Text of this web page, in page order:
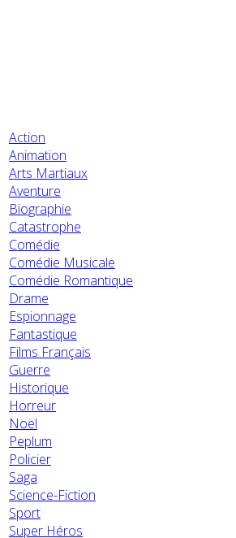
Action
Animation
Arts Martiaux
Aventure
Biographie
Catastrophe
Comédie
Comédie Musicale
Comédie Romantique
Drame
Espionnage
Fantastique
Films Français
Guerre
Historique
Horreur
Noël
Peplum
Policier
Saga
Science-Fiction
Sport
Super Héros